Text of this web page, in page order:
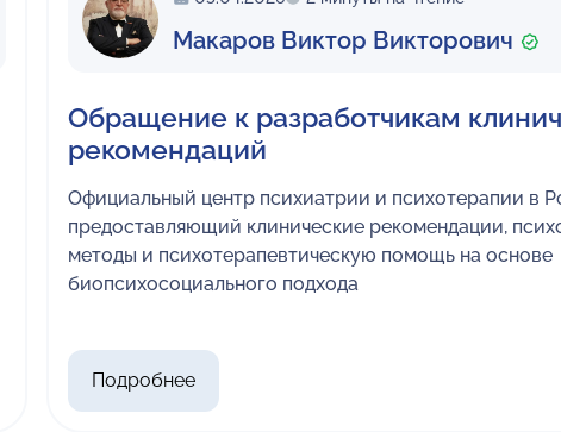
Макаров Виктор Викторович
Обращение к разработчикам
рекомендаций
Официальный центр психиатрии и психотерапии в
предоставляющий клинические рекомендации,
методы и психотерапевтическую помощь на основе
биопсихосоциального подхода
Подробнее